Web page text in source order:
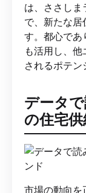
は、ささしま
で、新たな居
す。都心であ
も活用し、
されるポテン
データ
の住宅
市場の動向を